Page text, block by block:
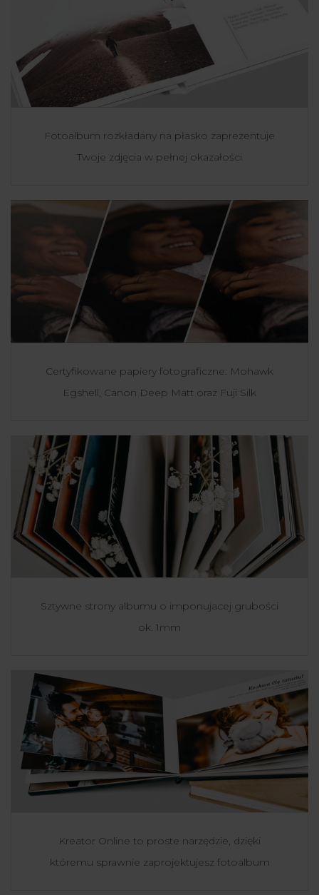
Fotoalbum rozkładany na płasko zaprezentuje
Twoje zdjęcia w pełnej okazałości
Certyfikowane papiery fotograficzne: Mohawk
Egshell, Canon Deep Matt oraz Fuji Silk
Sztywne strony albumu o imponujacej grubości
ok. 1mm
Kreator Online to proste narzędzie, dzięki
któremu sprawnie zaprojektujesz fotoalbum